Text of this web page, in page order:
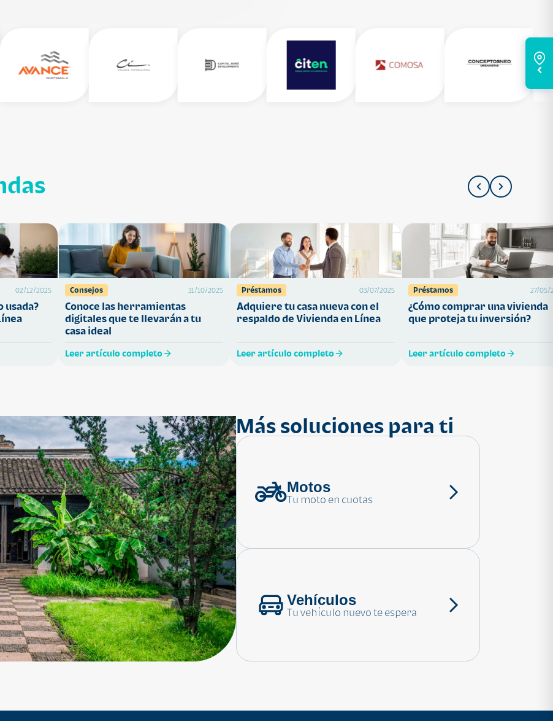
02/12/2025
usada?
Consejos 31/10/2025
Conoce las herramientas
digitales que te llevarán a tu
casa ideal
Leer artículo completo
Préstamos 03/07/2025
Adquiere tu casa nueva con el
respaldo de Vivienda en Línea
Leer artículo completo
Préstamos 27/05/
¿Cómo comprar una vivienda
que proteja tu inversión?
Leer artículo completo
Más soluciones para ti
Motos
Tu moto en cuotas
Vehículos
Tu vehículo nuevo te espera